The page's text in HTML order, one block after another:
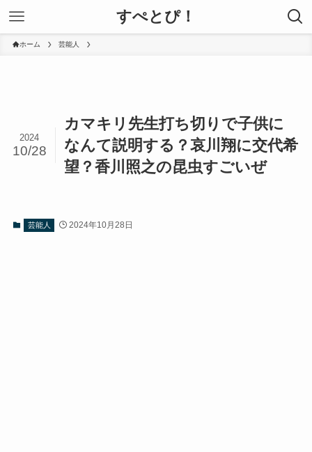
すぺとぴ！
ホーム 芸能人
カマキリ先生打ち切りで子供に
なんて説明する？哀川翔に交代希
望？香川照之の昆虫すごいぜ
2024
10/28
芸能人 2024年10月28日